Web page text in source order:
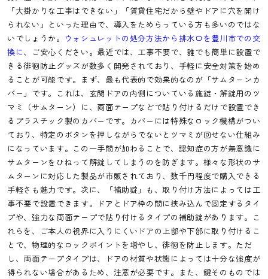
「大掛かりな工事はできない」「賃貸住宅だから壁やドアに穴を開け
られない」といった理由で、導入をためらっている方も多いのではな
いでしょうか。 ウォシュレットの処分方法から排水口を豊川市での交
換に、ご安心ください。最近では、工事不要で、誰でも簡単に設置で
きる徘徊防止グッズが数多く開発されており、手軽に安全対策を始め
ることが可能です。まず、最も代表的で効果的なのが「サムターンカ
バー」です。これは、玄関ドアの内側についている施錠・解錠用のツ
マミ（サムターン）に、両面テープなどで貼り付けるだけで設置でき
るプラスチック製のカバーです。カバーには特殊なロック機構がつい
ており、特定のボタンを押しながらでないとツマミが回せない仕組み
になっています。この一手間が加わることで、認知症の方が無意識に
サムターンをひねって解錠してしまうのを防ぎます。様々な形状のサ
ムターンに対応した製品が市販されており、数千円程度で購入できる
手軽さも魅力です。次に、「補助錠」も、取り付け方法によっては工
事不要で設置できます。ドアとドア枠の間に挟み込んで固定するタイ
プや、強力な両面テープで貼り付けるタイプの補助錠があります。こ
れらを、ご本人の視界に入りにくいドアの上部や下部に取り付けるこ
とで、物理的なロックポイントを増やし、徘徊を防止します。ただ
し、両面テープタイプは、ドアの材質や状態によっては十分な強度が
得られない場合があるため、注意が必要です。また、鍵そのものでは